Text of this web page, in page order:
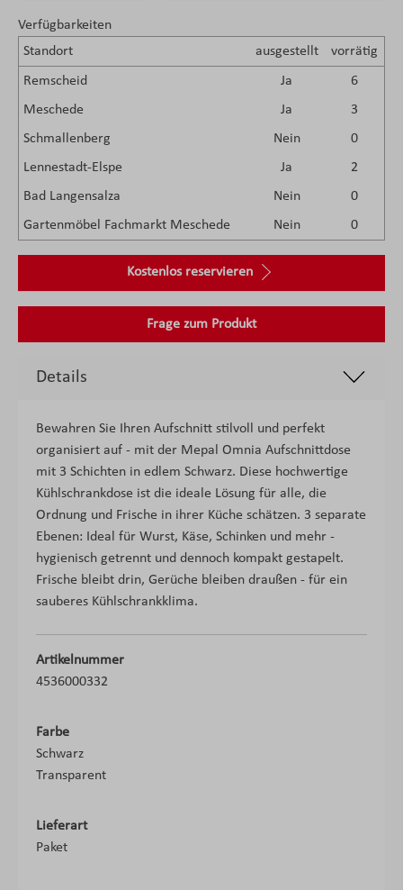
Verfügbarkeiten
Standort
ausgestellt vorrätig
Remscheid Ja
6
Meschede
Ja
3
Schmallenberg
Nein
0
Lennestadt-Elspe
Ja
2
Bad Langensalza
Nein
0
Gartenmöbel Fachmarkt Meschede
Nein 0
Kostenlos reservieren
Frage zum Produkt
Details
Bewahren Sie Ihren Aufschnitt stilvoll und perfekt
organisiert auf - mit der Mepal Omnia Aufschnittdose
mit 3 Schichten in edlem Schwarz. Diese hochwertige
Kühlschrankdose ist die ideale Lösung für alle, die
Ordnung und Frische in ihrer Küche schätzen. 3 separate
Ebenen: Ideal für Wurst, Käse, Schinken und mehr -
hygienisch getrennt und dennoch kompakt gestapelt.
Frische bleibt drin, Gerüche bleiben draußen - für ein
sauberes Kühlschrankklima.
Artikelnummer
4536000332
Farbe
Schwarz
Transparent
Lieferart
Paket